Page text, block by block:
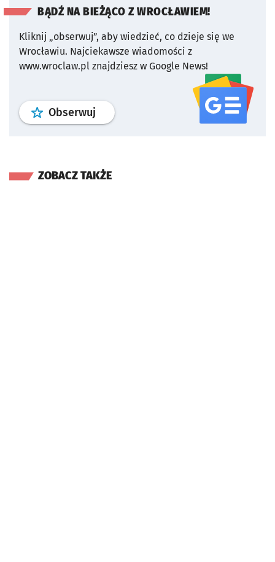
BĄDŹ NA BIEŻĄCO Z WROCŁAWIEM!
Kliknij „obserwuj”, aby wiedzieć, co dzieje się we
Wrocławiu. Najciekawsze wiadomości z
www.wroclaw.pl znajdziesz w Google News!
Obserwuj profil serwisu
ZOBACZ TAKŻE